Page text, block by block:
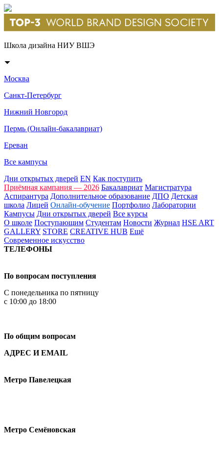
Школа дизайна НИУ ВШЭ
Москва
Санкт-Петербург
Нижний Новгород
Пермь (Онлайн-бакалавриат)
Ереван
Все кампусы
Дни открытых дверей EN Как поступить
Приёмная кампания — 2026 Бакалавриат Магистратура
Аспирантура Дополнительное образование ДПО Детская
школа Лицей Онлайн-обучение Портфолио Лаборатории
Кампусы Дни открытых дверей Все курсы
О школе Поступающим Студентам Новости Журнал HSE ART
GALLERY STORE CREATIVE HUB Ещё
Современное искусство
ТЕЛЕФОНЫ
По вопросам поступления
С понедельника по пятницу
с 10:00 до 18:00
По общим вопросам
АДРЕС И EMAIL
Метро Павелецкая
Метро Семёновская